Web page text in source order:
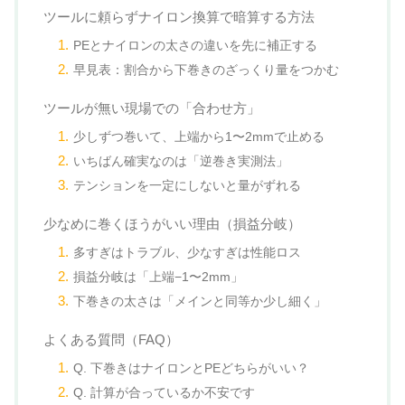
ツールに頼らずナイロン換算で暗算する方法
PEとナイロンの太さの違いを先に補正する
早見表：割合から下巻きのざっくり量をつかむ
ツールが無い現場での「合わせ方」
少しずつ巻いて、上端から1〜2mmで止める
いちばん確実なのは「逆巻き実測法」
テンションを一定にしないと量がずれる
少なめに巻くほうがいい理由（損益分岐）
多すぎはトラブル、少なすぎは性能ロス
損益分岐は「上端−1〜2mm」
下巻きの太さは「メインと同等か少し細く」
よくある質問（FAQ）
Q. 下巻きはナイロンとPEどちらがいい？
Q. 計算が合っているか不安です